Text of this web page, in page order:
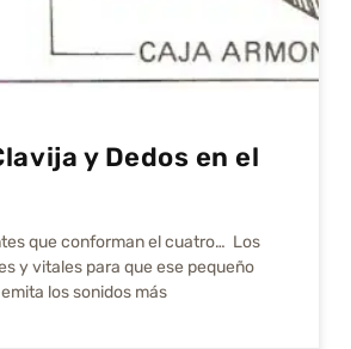
y Dedos en el
que conforman el cuatro… Los
y vitales para que ese pequeño
los sonidos más